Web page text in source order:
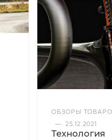
ОБЗОРЫ
— 25.12.2021
Технология